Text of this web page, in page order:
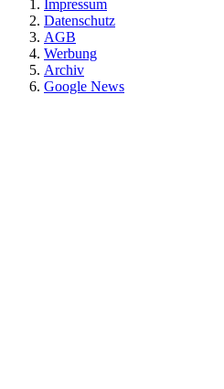
Impressum
Datenschutz
AGB
Werbung
Archiv
Google News